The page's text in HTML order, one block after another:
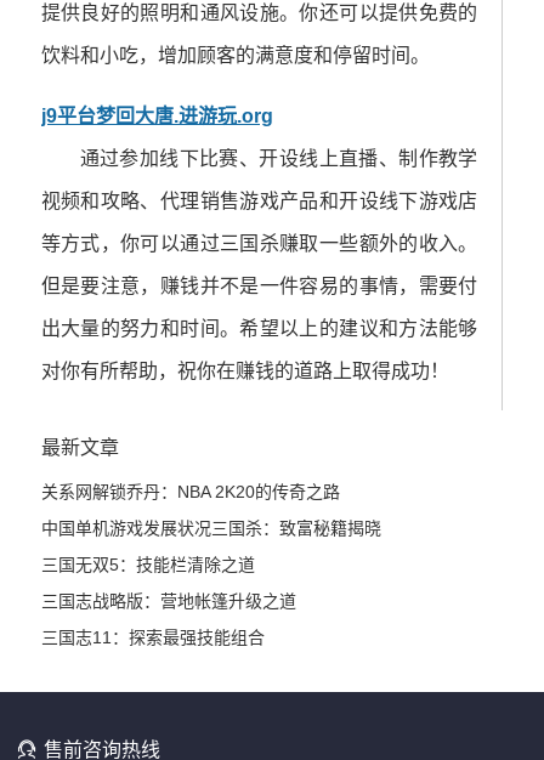
提供良好的照明和通风设施。你还可以提供免费的
饮料和小吃，增加顾客的满意度和停留时间。
j9平台梦回大唐.进游玩.org
通过参加线下比赛、开设线上直播、制作教学
视频和攻略、代理销售游戏产品和开设线下游戏店
等方式，你可以通过三国杀赚取一些额外的收入。
但是要注意，赚钱并不是一件容易的事情，需要付
出大量的努力和时间。希望以上的建议和方法能够
对你有所帮助，祝你在赚钱的道路上取得成功！
最新文章
关系网解锁乔丹：NBA 2K20的传奇之路
中国单机游戏发展状况三国杀：致富秘籍揭晓
三国无双5：技能栏清除之道
三国志战略版：营地帐篷升级之道
三国志11：探索最强技能组合
售前咨询热线